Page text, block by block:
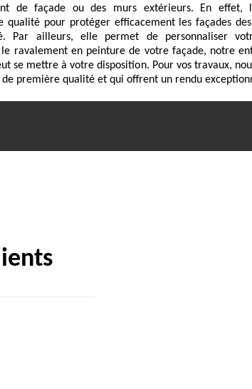
de façade ou des murs extérieurs. En effet,
qualité pour protéger efficacement les façades
Par ailleurs, elle permet de personnaliser
ravalement en peinture de votre façade, notre
se mettre à votre disposition. Pour vos travaux,
de première qualité et qui offrent un rendu